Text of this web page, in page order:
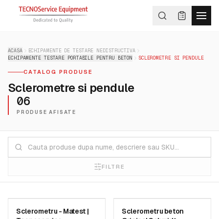
ACASA
ECHIPAMENTE DE TESTARE NEDISTRUCTIVA
ECHIPAMENTE TESTARE PORTABILE PENTRU BETON
SCLEROMETRE SI PENDULE
CATALOG PRODUSE
Sclerometre si pendule
06
PRODUSE AFISATE
FILTRE
SKU:C380
Sclerometru - Matest |
SKU:34010000
Sclerometru beton